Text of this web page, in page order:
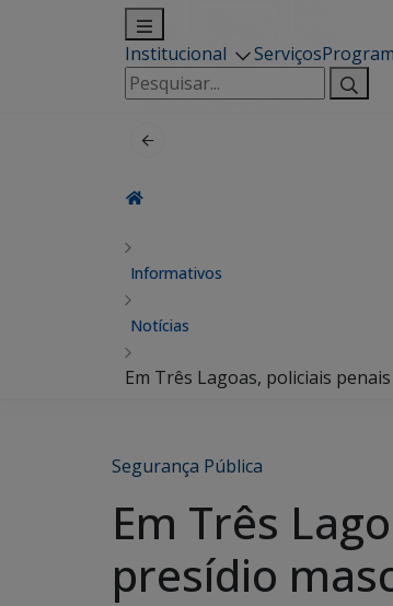
Institucional Serviços
Pesquisar
por:
Informativos
Notícias
Em Três Lagoas, policiais
Segurança Pública
Em Três
presídio